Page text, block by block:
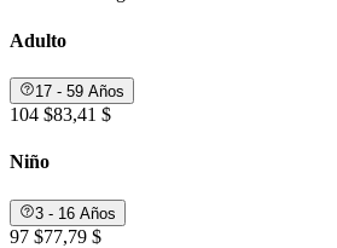
Adulto
17 - 59 Años
104 $83,41 $
Niño
3 - 16 Años
97 $77,79 $